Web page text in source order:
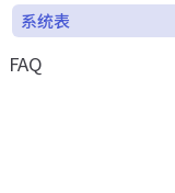
系统表
FAQ